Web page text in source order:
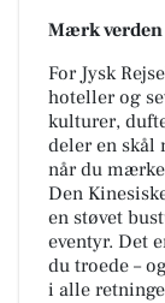
Mærk verden
For Jysk
hoteller og
kulturer,
deler en skål
når du
Den
en støvet
eventyr. Det
du troede –
i alle